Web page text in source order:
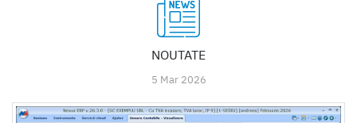
NOUTATE
5 Mar 2026